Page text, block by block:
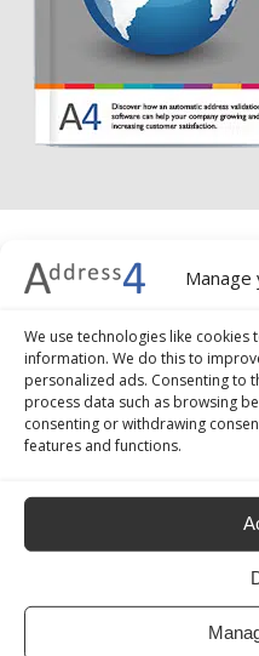
Manage
We use technologies like cookies
information. We do this to
personalized ads. Consenting to
process data such as browsing
consenting or withdrawing
features and functions.
Validation et
Le géocodage des
comprend un certain
contrôle en temps réel
sur la carte
l’utilisateur lors de la
des suggestions
champs manquants en
associés.